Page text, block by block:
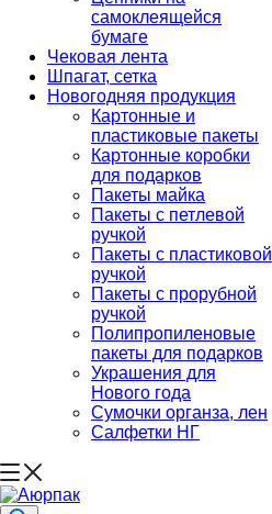
самоклеящейся
бумаге
Чековая лента
Шпагат, сетка
Новогодняя продукция
Картонные и
пластиковые пакеты
Картонные коробки
для подарков
Пакеты майка
Пакеты с петлевой
ручкой
Пакеты с пластиковой
ручкой
Пакеты с прорубной
ручкой
Полипропиленовые
пакеты для подарков
Украшения для
Нового года
Сумочки органза, лен
Салфетки НГ